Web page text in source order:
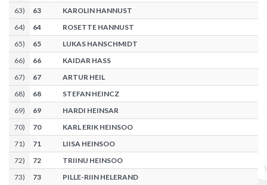
63) 63
KAROLIN HANNUST
64) 64
ROSETTE HANNUST
65) 65
LUKAS HANSCHMIDT
66) 66
KAIDAR HASS
67) 67
ARTUR HEIL
68) 68
STEFAN HEINCZ
69) 69
HARDI HEINSAR
70) 70
KARL ERIK HEINSOO
71) 71
LIISA HEINSOO
72) 72
TRIINU HEINSOO
73) 73
PILLE-RIIN HELERAND